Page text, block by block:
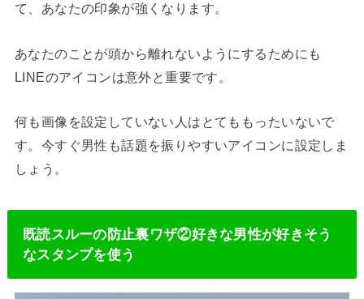
て、あなたの印象が強くなります。
あなたのことが頭から離れないようにするためにも
LINEのアイコンは意外と重要です。
何も画像を設定していない人はとてももったいないで
す。今すぐ男性も話題を振りやすいアイコンに設定しま
しょう。
既読スルーの防止裏ワザ②好きな男性が好きそう
なスタンプを使う